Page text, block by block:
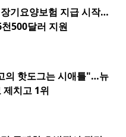
기요양보험 지급 시작…
500달러 지원
의 핫도그는 시애틀"…뉴
제치고 1위